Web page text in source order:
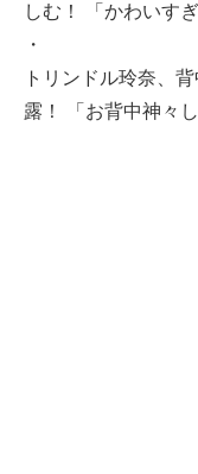
しむ！ 「かわいす
・
トリンドル玲奈、
露！ 「お背中神々